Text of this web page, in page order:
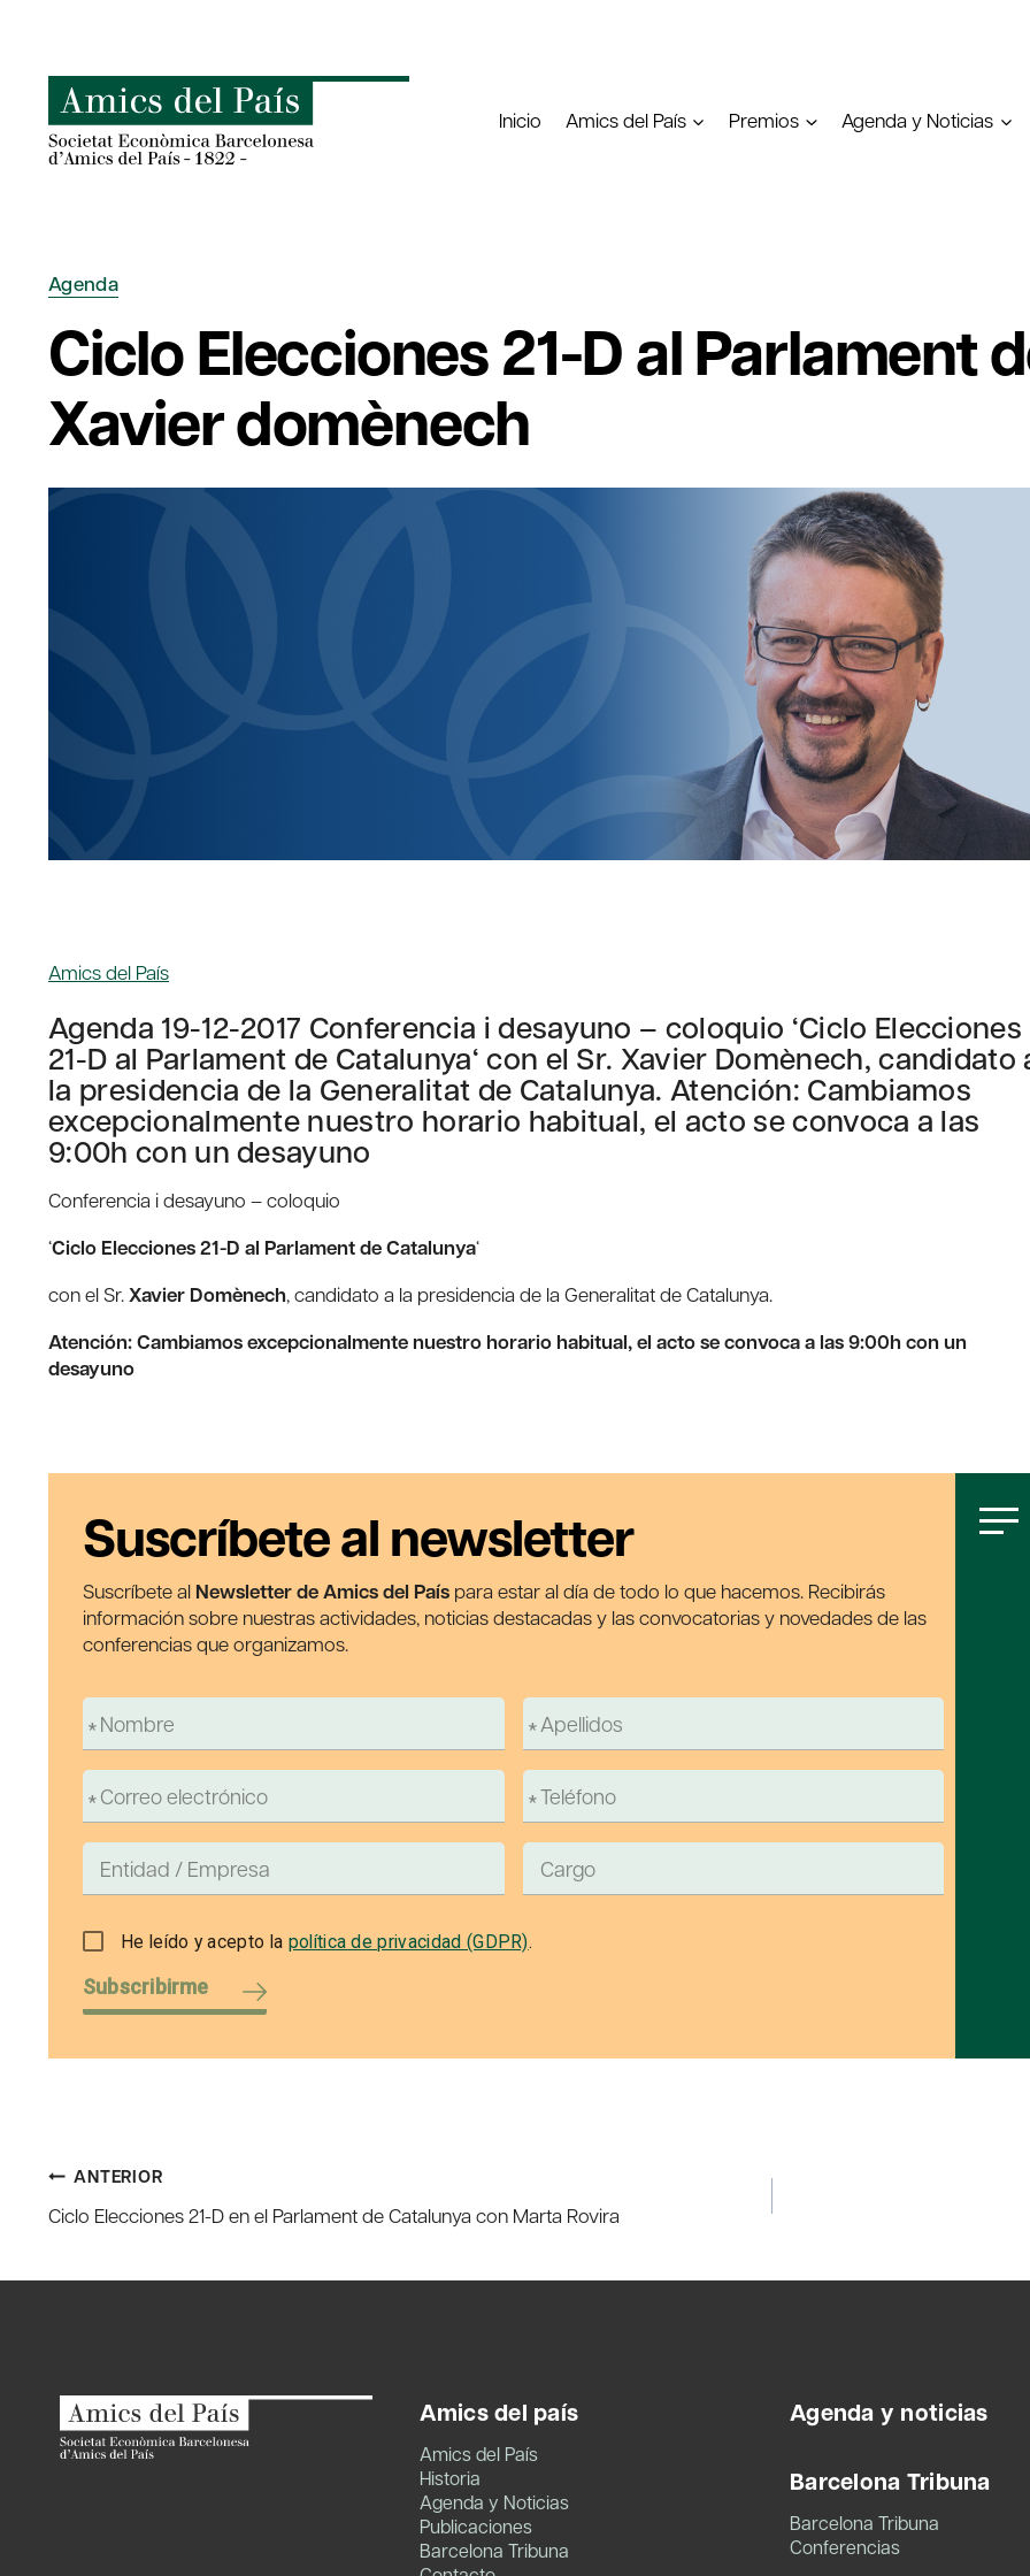
contenido
Inicio
Amics del País Premios Agenda y Noticias
Agenda
Ciclo Elecciones 21-D al Parlament
Xavier domènech
Amics del País
Agenda 19-12-2017 Conferencia i desayuno – coloquio ‘Ciclo Elecciones
21-D al Parlament de Catalunya‘ con el Sr. Xavier Domènech, candidato
la presidencia de la Generalitat de Catalunya. Atención: Cambiamos
excepcionalmente nuestro horario habitual, el acto se convoca a las
9:00h con un desayuno
Conferencia i desayuno – coloquio
‘Ciclo Elecciones 21-D al Parlament de Catalunya‘
con el Sr.Xavier Domènech, candidato a la presidencia de la Generalitat de Catalunya.
Atención: Cambiamos excepcionalmente nuestro horario habitual, el acto se convoca a las 9:00h con un
desayuno
Suscríbete al newsletter
Suscríbete al Newsletter de Amics del País para estar al día de todo lo que hacemos. Recibirás
información sobre nuestras actividades, noticias destacadas y las convocatorias y novedades de las
conferencias que organizamos.
He leído y acepto la política de privacidad (GDPR).
Subscribirme
Navegación
de
entradas
ANTERIOR
Ciclo Elecciones 21-D en el Parlament de Catalunya con Marta Rovira
Amics del país
Amics del País
Historia
Agenda y Noticias
Publicaciones
Barcelona Tribuna
Agenda y noticias
Barcelona Tribuna
Barcelona Tribuna
Conferencias